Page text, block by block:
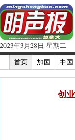
2023年3月28日 星期二
首页
加国 中国
创